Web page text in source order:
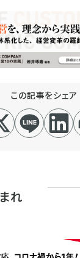
この記事をシェア
れ